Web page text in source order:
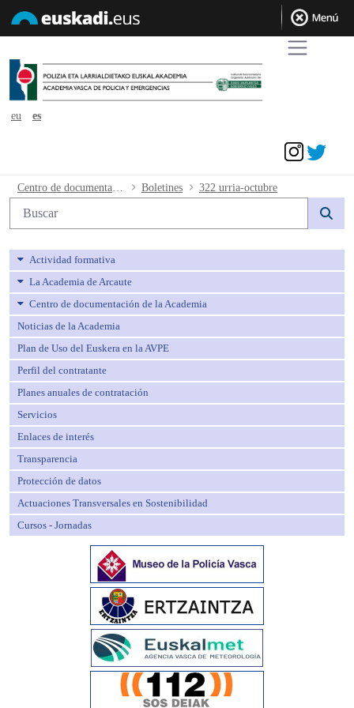
eu
es
322 urria-octubre - avpe
Boletines 322 urria-octubre
Búsqueda web
Actividad formativa
La Academia de Arcaute
Centro de documentación de la Academia
Noticias de la Academia
Plan de Uso del Euskera en la AVPE
Perfil del contratante
Planes anuales de contratación
Servicios
Enlaces de interés
Transparencia
Protección de datos
Actuaciones Transversales en Sostenibilidad
Cursos - Jornadas